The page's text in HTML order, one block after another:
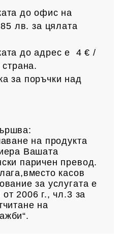
до офис на
лв.за цялата
до адрес е 4 € /
за поръчки над
на продукта
Вашата
паричен превод.
касов
за услугата е
2006 г., чл.3 за
на